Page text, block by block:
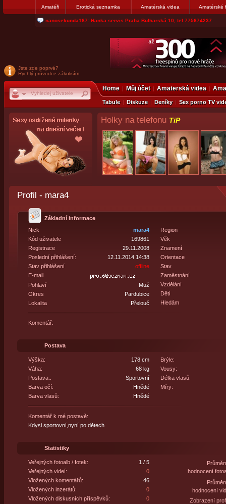
Amatéři Erotická seznamka Amatérská videa Amatérské
nanosekunda187: Hanka servis Praha Bulharská 10, tel:775674237
Jste zde poprvé?
Rychlý průvodce zákulisím
Home Můj účet Amaterská videa
Tabule Diskuze Deníky Sex porno TV
Holky na telefonu TiP
Profil - mara4
Základní informace
Nick
mara4
Kód uživatele
169861
Registrace
29.11.2008
Poslední přihlášení:
12.11.2014 14:38
Stav přihlášení
offline
E-mail
Pohlaví
Muž
Okres
Pardubice
Lokalita
Přelouč
Region
Věk
Znamení
Orientace
Stav
Zaměstnání
Vzdělání
Děti
Hledám
Komentář:
Postava
Výška:
178 cm
Váha:
68 kg
Postava::
Sportovní
Barva očí:
Hnědé
Barva vlasů:
Hnědé
Brýle:
Vousy:
Délka vlasů:
Míry:
Komentář k mé postavě:
Kdysi sportovní,nyní po dětech
Statistiky
Veřejných fotoalb / fotek:
1 / 5
Veřejných videí:
0
Vložených komentářů:
46
Vložených inzerátů:
0
Vložených diskusních příspěvků:
0
hodnocení
hodnocení
Zobrazení